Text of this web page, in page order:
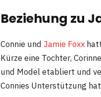
Beziehung zu
Connie und Jamie Foxx
Kürze eine Tochter,
und Model etabliert und
Connies Unterstützung